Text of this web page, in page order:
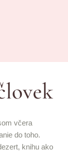
včera
do toho.
knihu ako